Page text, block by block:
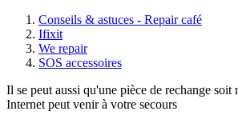
Conseils & astuces - Repair café
Ifixit
We repair
SOS accessoires
Il se peut aussi qu'une pièce de rechange soit
Internet peut venir à votre secours